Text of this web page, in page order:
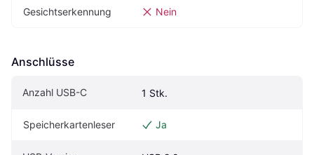
Gesichtserkennung Nein
Anschlüsse
Anzahl USB-C 1 Stk.
Speicherkartenleser Ja